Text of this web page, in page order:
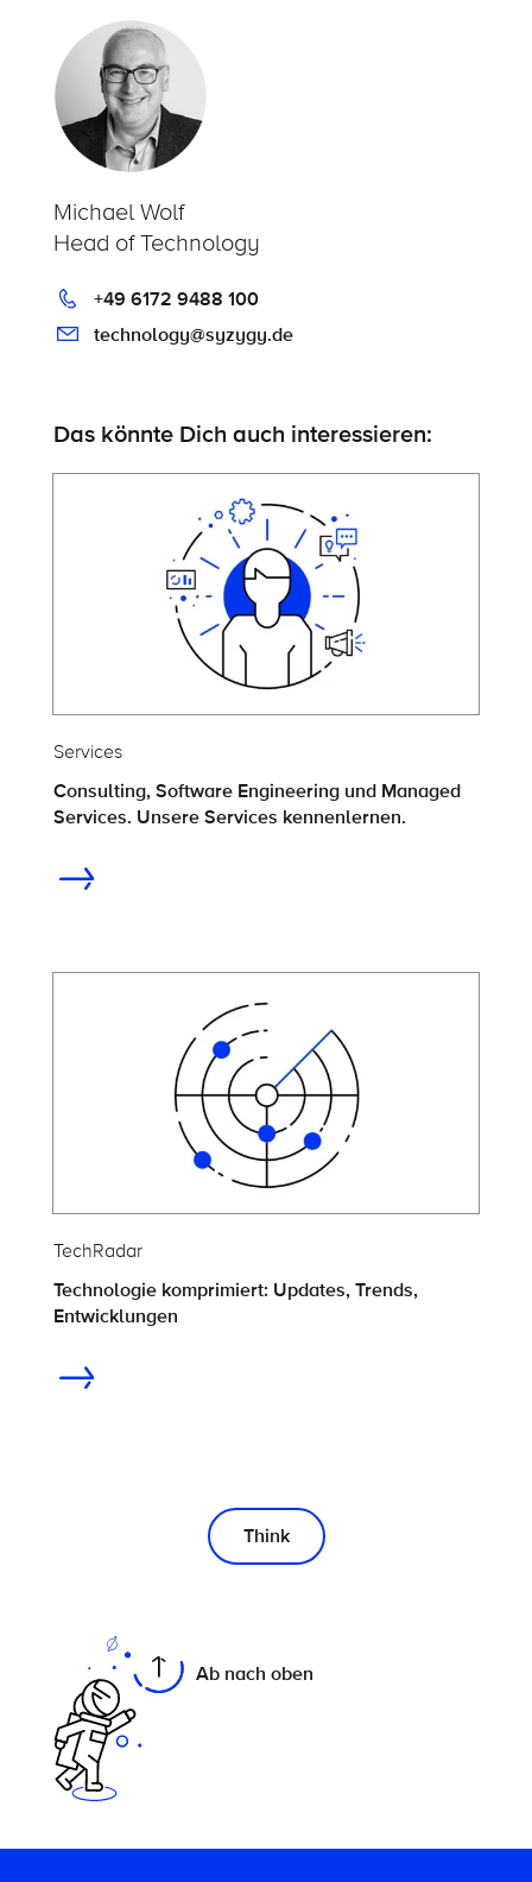
Michael Wolf
Head of Technology
+49 6172 9488 100
technology@syzygy.de
Das könnte Dich auch interessieren:
Services
Consulting, Software Engineering und Managed
Services. Unsere Services kennenlernen.
TechRadar
Technologie komprimiert: Updates, Trends,
Entwicklungen
Think
Ab nach oben